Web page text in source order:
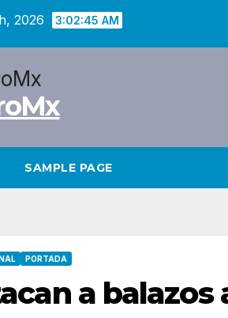
2026 3:02:46 AM
SAMPLE PAGE
PORTADA
a